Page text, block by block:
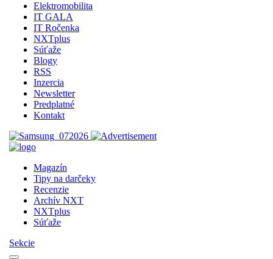
Elektromobilita
IT GALA
IT Ročenka
NXTplus
Súťaže
Blogy
RSS
Inzercia
Newsletter
Predplatné
Kontakt
Magazín
Tipy na darčeky
Recenzie
Archív NXT
NXTplus
Súťaže
Sekcie